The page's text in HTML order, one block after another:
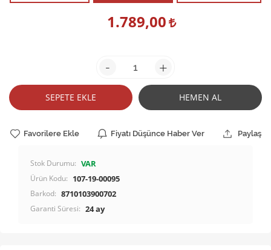
1.789,00
- +
SEPETE EKLE HEMEN AL
Favorilere Ekle Fiyatı Düşünce Haber Ver Paylaş
Stok Durumu: VAR
Ürün Kodu: 107-19-00095
Barkod: 8710103900702
Garanti Süresi: 24 ay